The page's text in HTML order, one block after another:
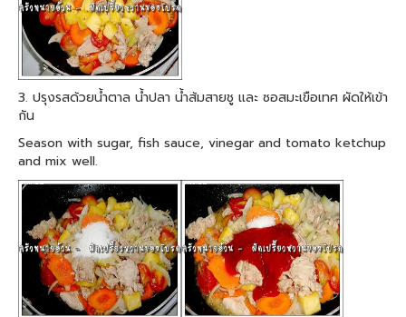
3. ปรุงรสด้วยน้ำตาล น้ำปลา น้ำส้มสายชู และ ซอสมะเขือเทศ ผัดให้เข้า
กัน
Season with sugar, fish sauce, vinegar and tomato ketchup
and mix well.